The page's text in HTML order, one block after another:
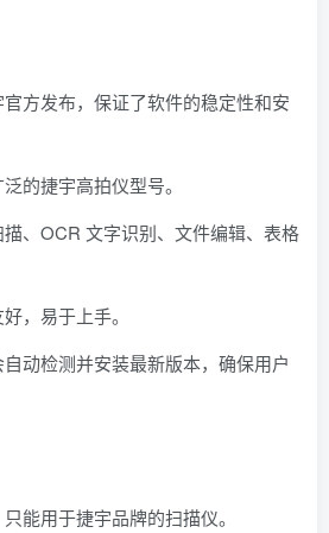
官方发布，保证了软件的稳定性和安
的捷宇高拍仪型号。
、OCR 文字识别、文件编辑、表格
，易于上手。
动检测并安装最新版本，确保用户
只能用于捷宇品牌的扫描仪。